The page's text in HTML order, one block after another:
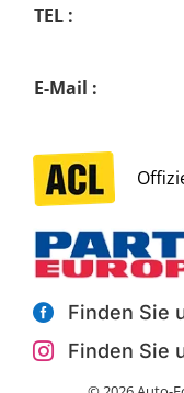
TEL :
E-Mail :
 Finden Sie
 Finden Sie